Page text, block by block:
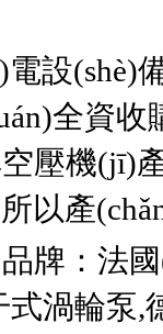
設(shè)
(tuán)全
其空壓機
以產
牌：法
渦輪泵,